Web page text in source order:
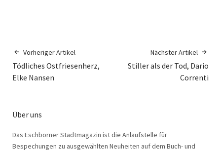
Vorheriger Artikel
Tödliches Ostfriesenherz,
Elke Nansen
Nächster Artikel
Stiller als der Tod, Dario
Correnti
Über uns
Das Eschborner Stadtmagazin ist die Anlaufstelle für
Bespechungen zu ausgewählten Neuheiten auf dem Buch- und